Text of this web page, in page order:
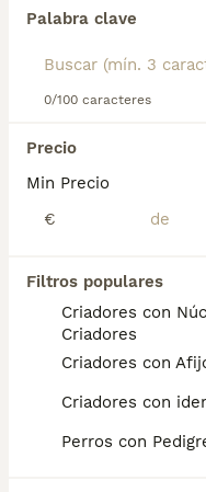
Palabra clave
0/100 caracteres
Precio
Min Precio
€
Filtros populares
Criadores con
Criadores
Criadores con
Criadores con
Perros con
cariñosa. Lee nuestra
raza de perro.
Encontramos 0
Preguntas
¿Son raros
BRT ha